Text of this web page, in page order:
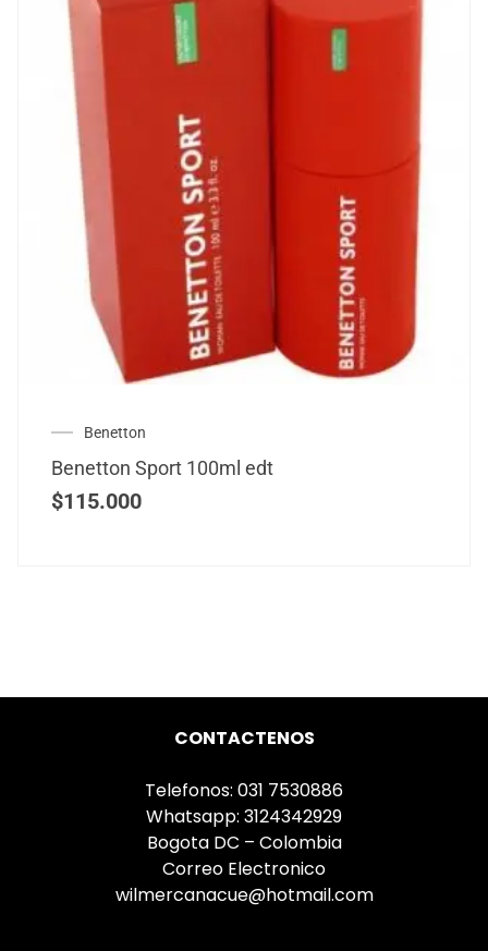
Benetton
Benetton Sport 100ml edt
$115.000
CONTACTENOS
Telefonos: 031 7530886
Whatsapp: 3124342929
Bogota DC – Colombia
Correo Electronico
wilmercanacue@hotmail.com